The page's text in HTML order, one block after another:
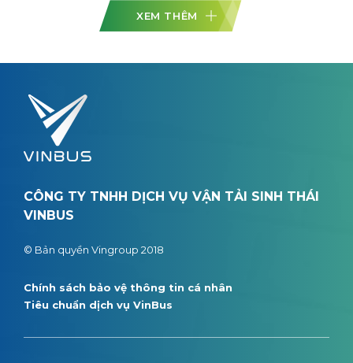
XEM THÊM
CÔNG TY TNHH DỊCH VỤ VẬN TẢI SINH THÁI
VINBUS
© Bản quyền Vingroup 2018
Chính sách bảo vệ thông tin cá nhân
Tiêu chuẩn dịch vụ VinBus